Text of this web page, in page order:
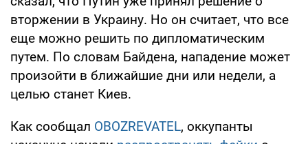
вторжении в Украину. Но он считает, что все
еще можно решить по дипломатическим
путем. По словам Байдена, нападение может
произойти в ближайшие дни или недели, а
целью станет Киев.
Как сообщал OBOZREVATEL, оккупанты